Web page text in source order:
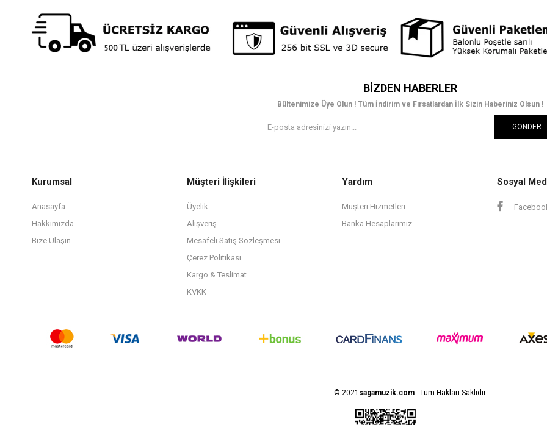
BIZDEN HABERLER
Bültenimize Üye Olun ! Tüm İndirim ve Fırsatlardan İlk Sizin Haberiniz Olsun !
GÖNDER
Kurumsal
Anasayfa
Hakkımızda
Bize Ulaşın
Müşteri İlişkileri
Üyelik
Alışveriş
Mesafeli Satış Sözleşmesi
Çerez Politikası
Kargo & Teslimat
KVKK
Yardım
Müşteri Hizmetleri
Banka Hesaplarımız
Sosyal
© 2021 sagamuzik.com- Tüm Hakları Saklıdır.